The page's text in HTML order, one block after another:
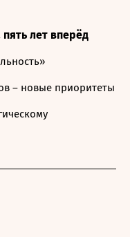
лет вперёд
– новые приоритеты